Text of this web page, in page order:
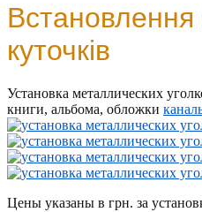
куточків
Установка металлических
книги, альбома, обложки
Цены указаны в грн. за